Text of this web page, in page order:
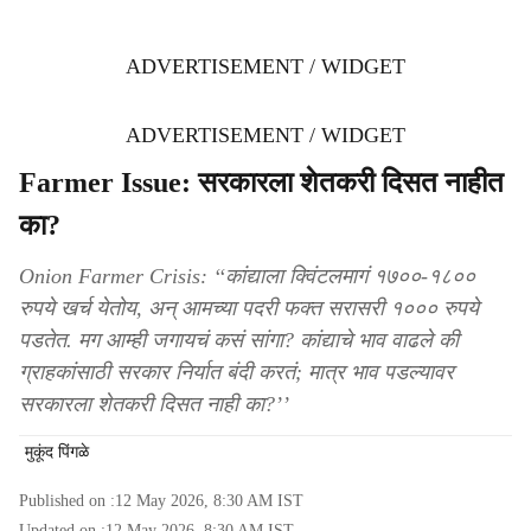
ADVERTISEMENT / WIDGET
ADVERTISEMENT / WIDGET
Farmer Issue: सरकारला शेतकरी दिसत नाहीत
का?
Onion Farmer Crisis: ‘‘कांद्याला क्विंटलमागं १७००-१८००
रुपये खर्च येतोय, अन् आमच्या पदरी फक्त सरासरी १००० रुपये
पडतेत. मग आम्ही जगायचं कसं सांगा? कांद्याचे भाव वाढले की
ग्राहकांसाठी सरकार निर्यात बंदी करतं; मात्र भाव पडल्यावर
सरकारला शेतकरी दिसत नाही का?’’
मुकूंद पिंगळे
Published on :12 May 2026, 8:30 AM IST